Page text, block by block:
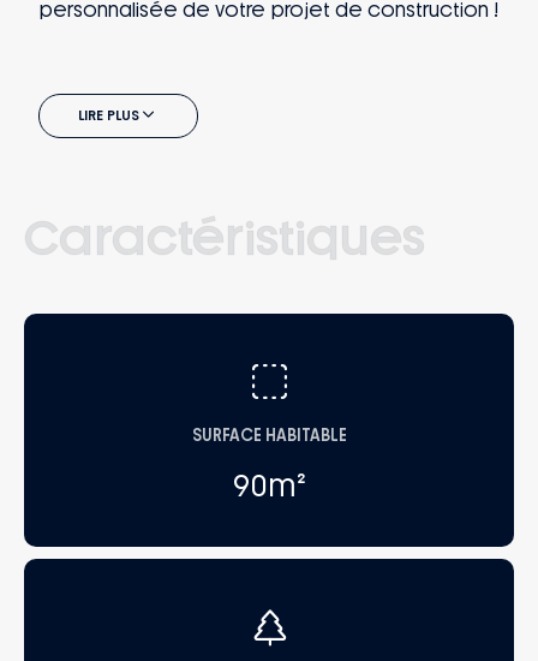
personnalisée de votre projet de construction !
LIRE PLUS
Caractéristiques
SURFACE HABITABLE
90m²